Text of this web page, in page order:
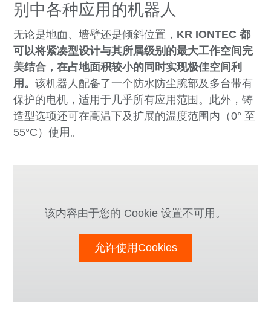
别中各种应用的机器人
无论是地面、墙壁还是倾斜位置， KR IONTEC 都
可以将紧凑型设计与其所属级别的最大工作空间完
美结合，在占地面积较小的同时实现极佳空间利
用。该机器人配备了一个防水防尘腕部及多台带有
保护的电机，适用于几乎所有应用范围。此外，铸
造型选项还可在高温下及扩展的温度范围内（0° 至
55°C）使用。
该内容由于您的 Cookie 设置不可用。
允许使用Cookies